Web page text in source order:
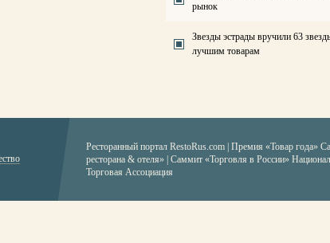
рынок
Звезды эстрады вручили 63
лучшим товарам
Ресторанный портал RestoRus.com Премия «Товар года»
ресторана & отеля» | Саммит «Торговля в России»
Торговая Ассоциация